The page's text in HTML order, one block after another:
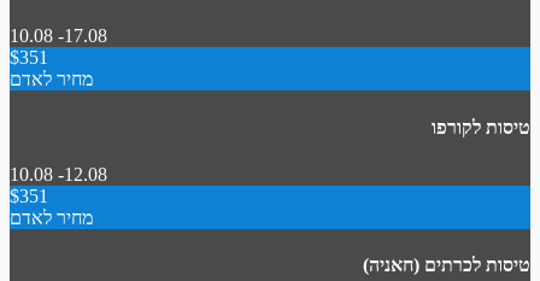
10.08 -17.08
$351
מחיר לאדם
טיסות לקורפו
10.08 -12.08
$351
מחיר לאדם
טיסות לכרתים (חאניה)